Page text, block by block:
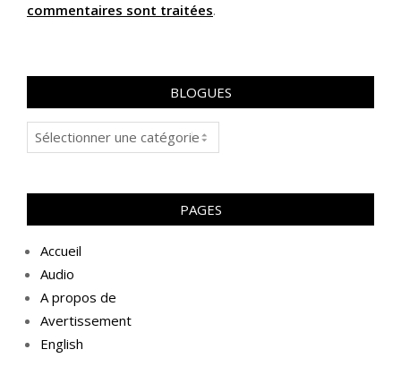
commentaires sont traitées.
BLOGUES
Blogues
PAGES
Accueil
Audio
A propos de
Avertissement
English